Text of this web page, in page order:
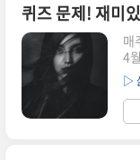
상
아
즈
볼
게
볼
제
퀴즈 문제! 재미
매
4
드
들
최
리
▷